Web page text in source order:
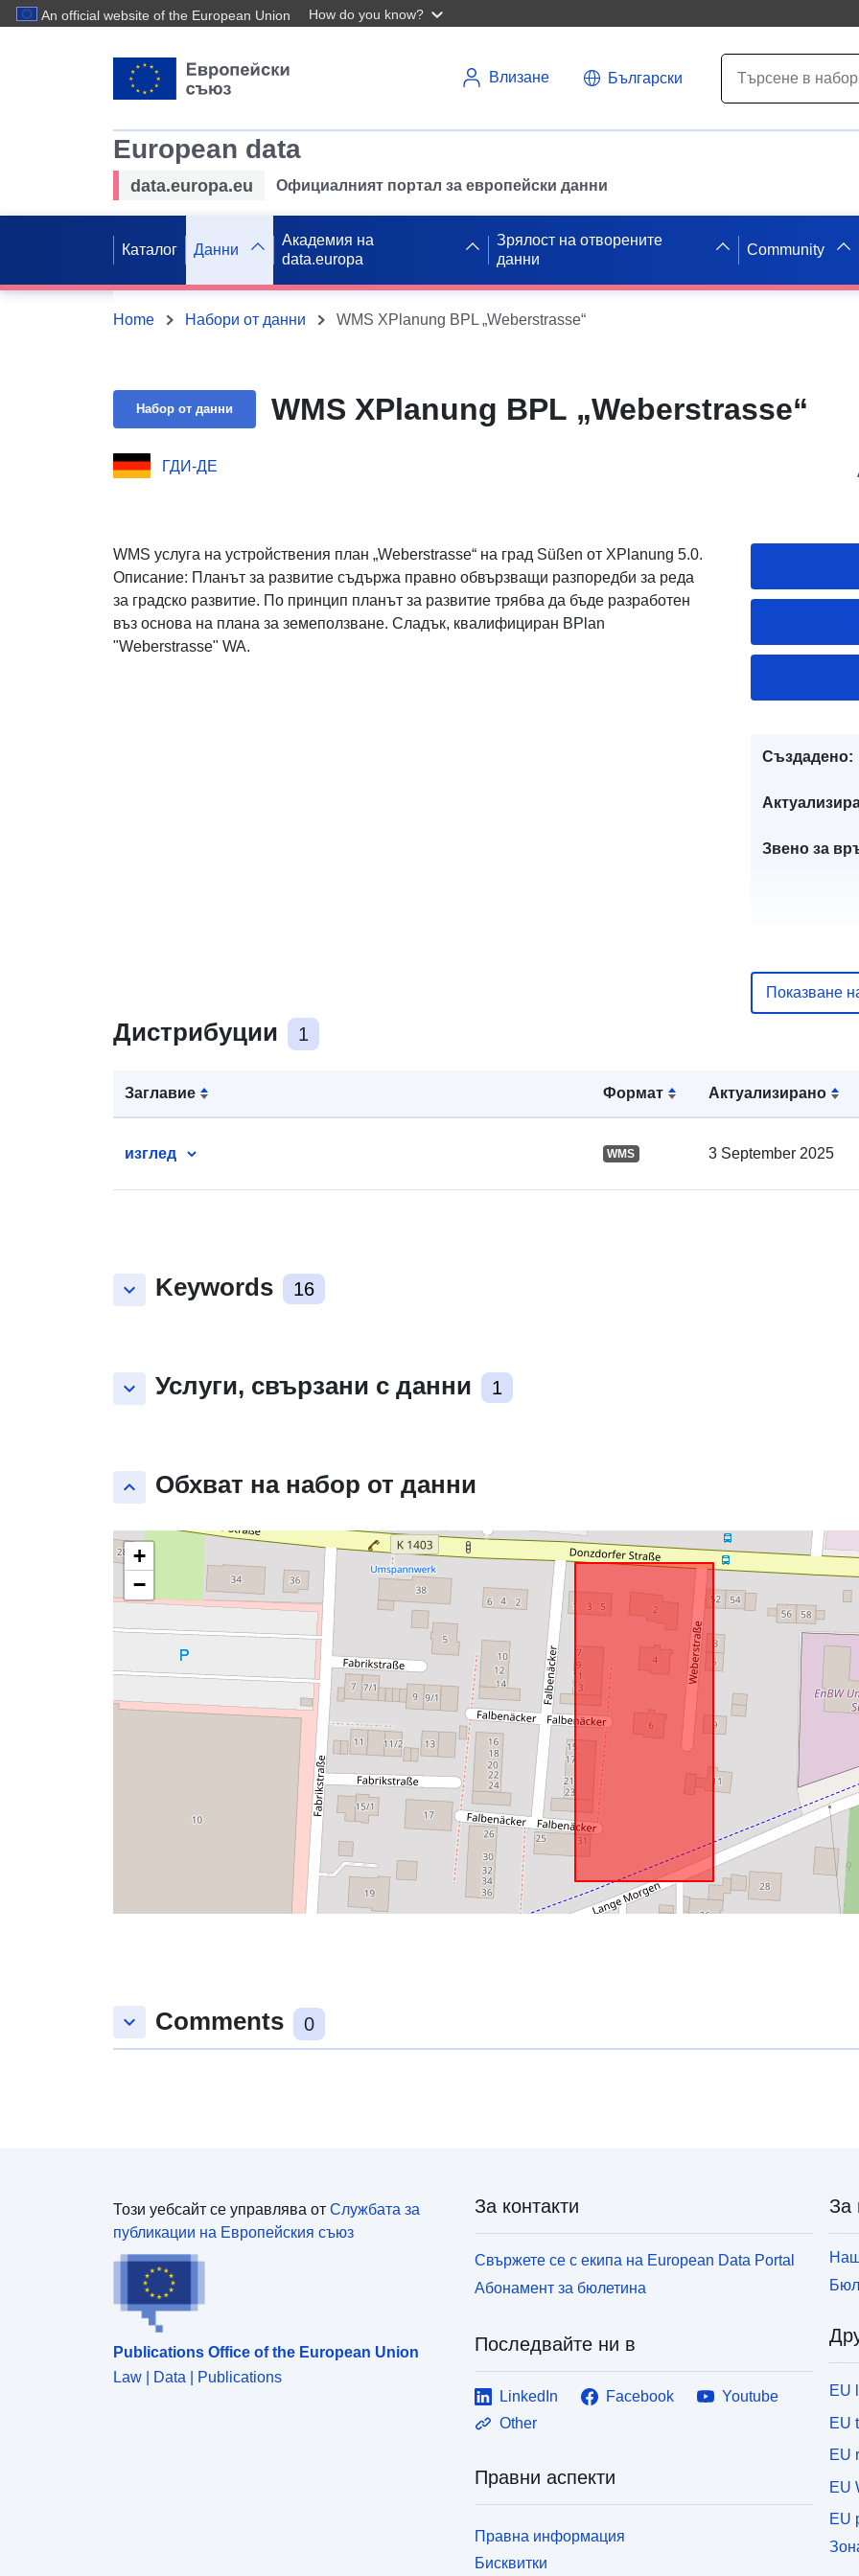
An official website of the European Union How do you know?
Влизане Български
European data
data.europa.eu Официалният портал за европейски данни
Каталог Данни
Академия на
data.europa
Зрялост на отворените
данни
Community
Home Набори от данни WMS XPlanung BPL „Weberstrasse“
Набор от данни WMS XPlanung BPL „Weberstrasse“
ГДИ-ДЕ
WMS услуга на устройствения план „Weberstrasse“ на град Süßen от XPlanung 5.0.
Описание: Планът за развитие съдържа правно обвързващи разпоредби за реда
за градско развитие. По принцип планът за развитие трябва да бъде разработен
въз основа на плана за земеползване. Сладък, квалифициран BPlan
"Weberstrasse" WA.
Дистрибуции 1
Заглавие Формат Актуализирано
изглед WMS 3 September 2025
keyboard_arrow_down Keywords 16
keyboard_arrow_down Услуги, свързани с данни 1
keyboard_arrow_up Обхват на набор от данни
+
−
Създадено:
Звено за
Каталожен
:
Показване
keyboard_arrow_down Comments 0
Този уебсайт се управлява от Службата за
публикации на Европейския съюз
Publications Office of the European Union
Law | Data | Publications
За контакти
Свържете се с екипа на European Data Portal
Абонамент за бюлетина
Последвайте ни в
LinkedIn Facebook
Youtube
Other
Правни аспекти
Правна информация
Бисквитки
За
EU
EU
EU
EU
EU